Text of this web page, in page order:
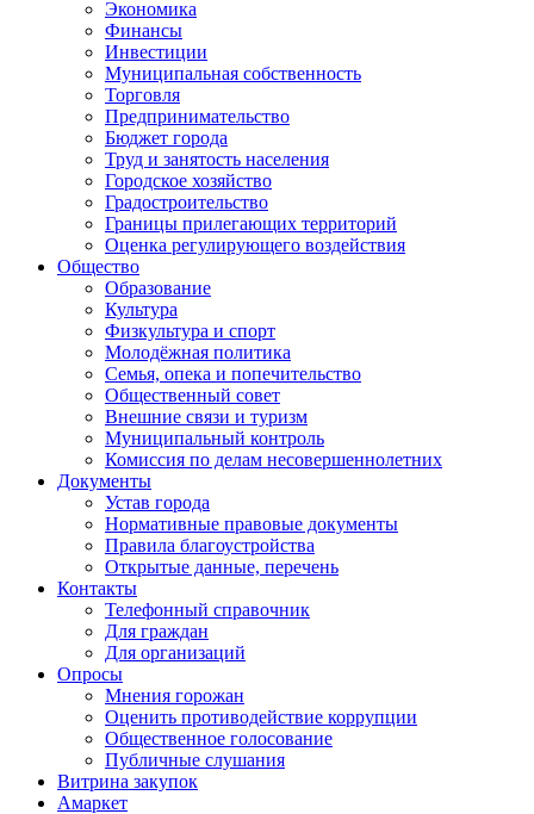
Экономика
Финансы
Инвестиции
Муниципальная собственность
Торговля
Предпринимательство
Бюджет города
Труд и занятость населения
Городское хозяйство
Градостроительство
Границы прилегающих территорий
Оценка регулирующего воздействия
Общество
Образование
Культура
Физкультура и спорт
Молодёжная политика
Семья, опека и попечительство
Общественный совет
Внешние связи и туризм
Муниципальный контроль
Комиссия по делам несовершеннолетних
Документы
Устав города
Нормативные правовые документы
Правила благоустройства
Открытые данные, перечень
Контакты
Телефонный справочник
Для граждан
Для организаций
Опросы
Мнения горожан
Оценить противодействие коррупции
Общественное голосование
Публичные слушания
Витрина закупок
Амаркет